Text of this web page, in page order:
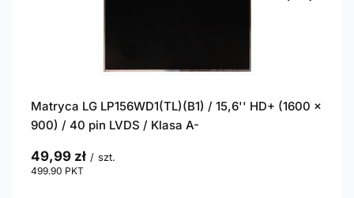
Matryca LG LP156WD1(TL)(B1) / 15,6'' HD+ (1600 x
900) / 40 pin LVDS / Klasa A-
49,99 zł / szt.
499.90 PKT